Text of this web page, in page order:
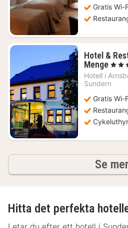
Gratis Wi-
Hotel &
Menge1
natt
från
kr.
, 3
Hotell i
Sundern
Gratis Wi-
Se mer
Hitta det perfekta